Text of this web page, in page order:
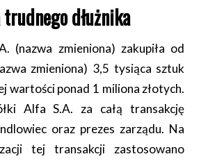
dłużnika
(nazwa zmieniona) zakupiła od
zmieniona) 3,5 tysiąca sztuk
wartości ponad 1 miliona złotych.
Alfa S.A. za całą transakcję
oraz prezes zarządu. Na
tej transakcji zastosowano